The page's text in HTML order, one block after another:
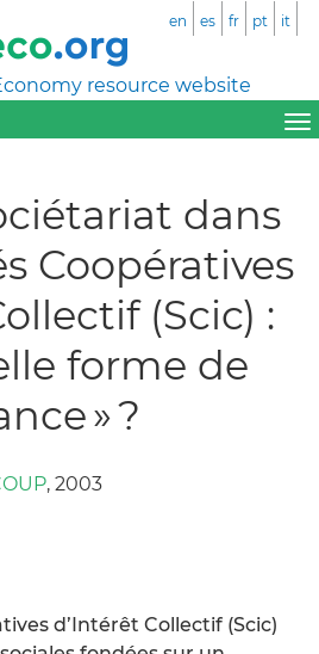
resource website
en es fr pt it
dans
Coopératives
(Scic) :
forme de
» ?
, 2003
d’Intérêt Collectif (Scic)